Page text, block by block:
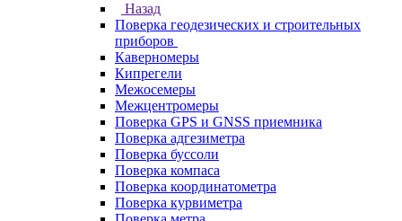
Назад
Поверка геодезических и строительных
приборов
Каверномеры
Кипрегели
Межосемеры
Межцентромеры
Поверка GPS и GNSS приемника
Поверка адгезиметра
Поверка буссоли
Поверка компаса
Поверка координатометра
Поверка курвиметра